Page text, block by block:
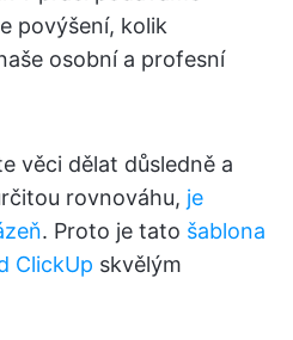
povýšení, kolik
osobní a profesní
věci dělat důsledně a
rovnováhu, je
. Proto je tato šablona
ClickUp skvělým